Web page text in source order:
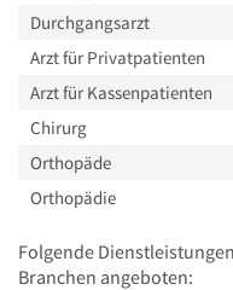
Durchgangsarzt
Arzt für Privatpatienten
Arzt für Kassenpatienten
Chirurg
Orthopäde
Orthopädie
Folgende
Branchen angeboten: